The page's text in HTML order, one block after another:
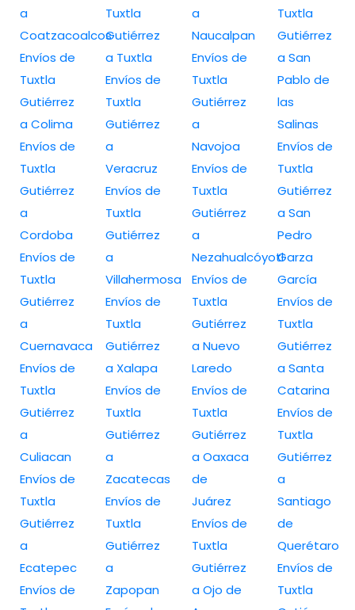
a
Coatzacoalcos
Envíos de
Tuxtla
Gutiérrez
a Colima
Envíos de
Tuxtla
Gutiérrez
a
Cordoba
Envíos de
Tuxtla
Gutiérrez
a
Cuernavaca
Envíos de
Tuxtla
Gutiérrez
a
Culiacan
Envíos de
Tuxtla
Gutiérrez
a
Ecatepec
Envíos de
Tuxtla
Gutiérrez
a Tuxtla
Envíos de
Tuxtla
Gutiérrez
a
Veracruz
Envíos de
Tuxtla
Gutiérrez
a
Villahermosa
Envíos de
Tuxtla
Gutiérrez
a Xalapa
Envíos de
Tuxtla
Gutiérrez
a
Zacatecas
Envíos de
Tuxtla
Gutiérrez
a
Zapopan
a
Naucalpan
Envíos de
Tuxtla
Gutiérrez
a
Navojoa
Envíos de
Tuxtla
Gutiérrez
a
Nezahualcóyotl
Envíos de
Tuxtla
Gutiérrez
a Nuevo
Laredo
Envíos de
Tuxtla
Gutiérrez
a Oaxaca
de
Juárez
Envíos de
Tuxtla
Gutiérrez
a Ojo de
Tuxtla
Gutiérrez
a San
Pablo de
las
Salinas
Envíos de
Tuxtla
Gutiérrez
a San
Pedro
Garza
García
Envíos de
Tuxtla
Gutiérrez
a Santa
Catarina
Envíos de
Tuxtla
Gutiérrez
a
Santiago
de
Querétaro
Envíos de
Tuxtla